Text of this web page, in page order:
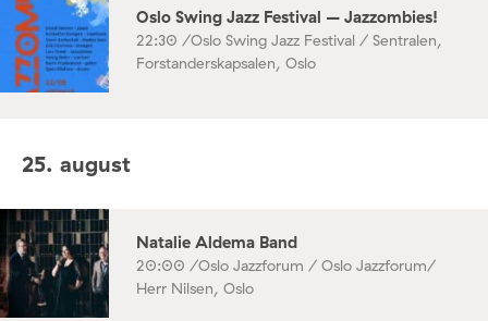
Oslo Swing Jazz Festival – Jazzombies!
22:30 /Oslo Swing Jazz Festival / Sentralen,
Forstanderskapsalen, Oslo
25. august
Natalie Aldema Band
20:00 /Oslo Jazzforum / Oslo Jazzforum/
Herr Nilsen, Oslo